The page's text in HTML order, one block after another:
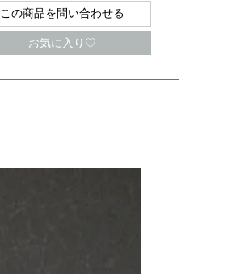
この商品を問い合わせる
お気に入り♡